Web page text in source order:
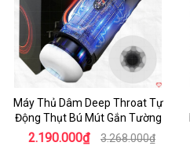
Máy Thủ Dâm Deep Throat Tự
Động Thụt Bú Mút Gắn Tường
2.190.000₫ 3.268.000₫